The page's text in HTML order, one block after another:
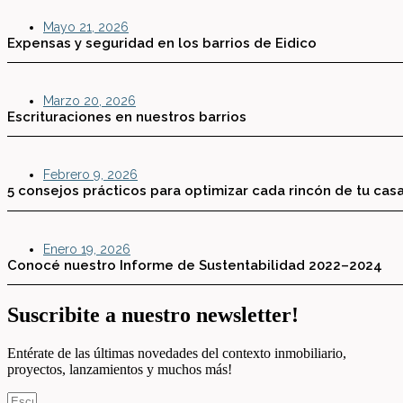
Mayo 21, 2026
Expensas y seguridad en los barrios de Eidico
Marzo 20, 2026
Escrituraciones en nuestros barrios
Febrero 9, 2026
5 consejos prácticos para optimizar cada rincón de tu
Enero 19, 2026
Conocé nuestro Informe de Sustentabilidad 2022–2024
Suscribite a nuestro newsletter!
Entérate de las últimas novedades del contexto inmobiliario,
proyectos, lanzamientos y muchos más!